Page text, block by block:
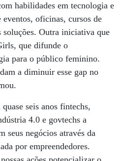
habilidades em tecnologia e
oficinas, cursos de
soluções. Outra iniciativa que
que difunde o
para o público feminino.
a diminuir esse gap no
seis anos fintechs,
4.0 e govtechs a
seus negócios através da
por empreendedores.